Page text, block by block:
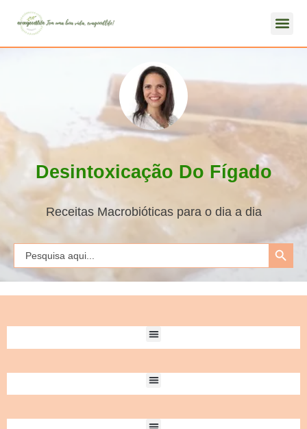
Desintoxicação Do Fígado
Receitas Macrobióticas para o dia a dia
Search
for:
Search Button